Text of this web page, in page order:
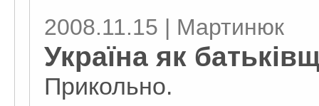
2008.11.15 | Мартинюк
Україна як
Прикольно.